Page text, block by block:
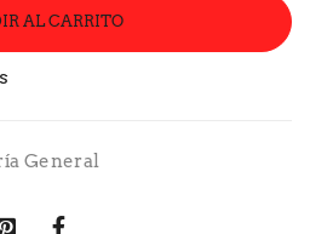
AL CARRITO
General